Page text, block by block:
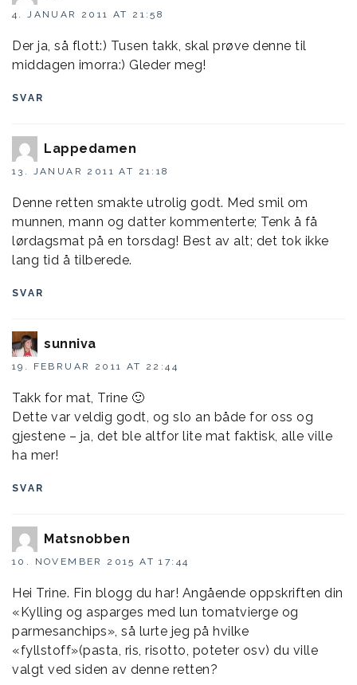
4. JANUAR 2011 AT 21:58
Der ja, så flott:) Tusen takk, skal prøve denne til
middagen imorra:) Gleder meg!
SVAR
Lappedamen
13. JANUAR 2011 AT 21:18
Denne retten smakte utrolig godt. Med smil om
munnen, mann og datter kommenterte; Tenk å få
lørdagsmat på en torsdag! Best av alt; det tok ikke
lang tid å tilberede.
SVAR
sunniva
19. FEBRUAR 2011 AT 22:44
Takk for mat, Trine 🙂
Dette var veldig godt, og slo an både for oss og
gjestene – ja, det ble altfor lite mat faktisk, alle ville
ha mer!
SVAR
Matsnobben
10. NOVEMBER 2015 AT 17:44
Hei Trine. Fin blogg du har! Angående oppskriften din
«Kylling og asparges med lun tomatvierge og
parmesanchips», så lurte jeg på hvilke
«fyllstoff»(pasta, ris, risotto, poteter osv) du ville
valgt ved siden av denne retten?